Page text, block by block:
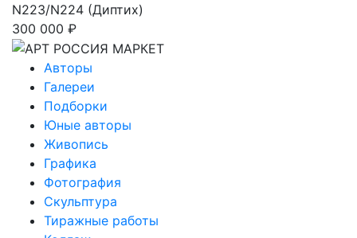
N223/N224 (Диптих)
300 000 ₽
Авторы
Галереи
Подборки
Юные авторы
Живопись
Графика
Фотография
Скульптура
Тиражные работы